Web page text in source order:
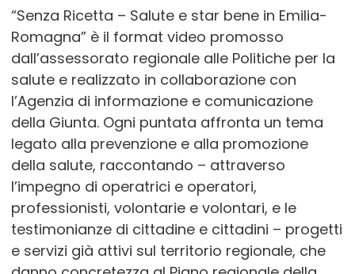
“Senza Ricetta – Salute e star bene in Emilia-
Romagna” è il format video promosso
dall’assessorato regionale alle Politiche per la
salute e realizzato in collaborazione con
l’Agenzia di informazione e comunicazione
della Giunta. Ogni puntata affronta un tema
legato alla prevenzione e alla promozione
della salute, raccontando – attraverso
l’impegno di operatrici e operatori,
professionisti, volontarie e volontari, e le
testimonianze di cittadine e cittadini – progetti
e servizi già attivi sul territorio regionale, che